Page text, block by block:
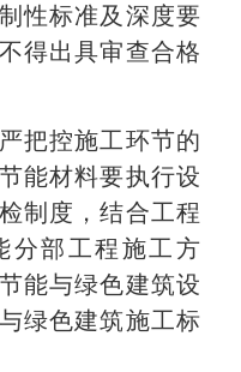
性标准及深度要
得出具审查合格
把控施工环节的
能材料要执行设
制度，结合工程
分部工程施工方
能与绿色建筑设
绿色建筑施工标